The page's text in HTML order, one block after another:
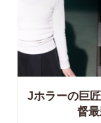
Jホラーの巨
督